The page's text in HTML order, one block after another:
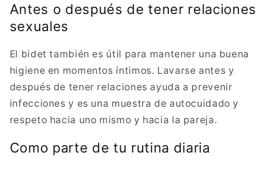
Antes o después de tener relaciones
sexuales
El bidet también es útil para mantener una buena
higiene en momentos íntimos. Lavarse antes y
después de tener relaciones ayuda a prevenir
infecciones y es una muestra de autocuidado y
respeto hacia uno mismo y hacia la pareja.
Como parte de tu rutina diaria